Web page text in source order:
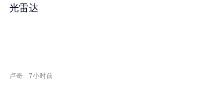
光雷达
卢奇 7小时前